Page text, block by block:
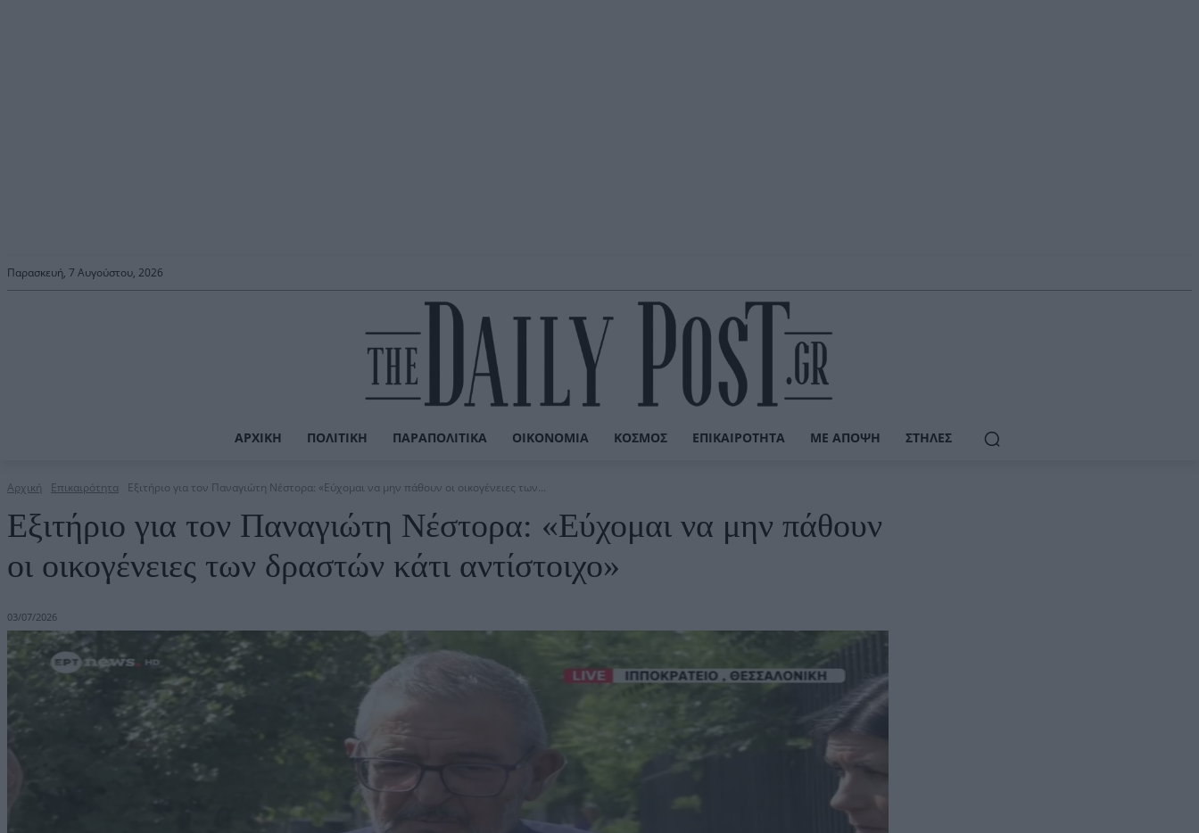
Παρασκευή, 7 Αυγούστου, 2026
ΑΡΧΙΚΉ ΠΟΛΙΤΙΚΉ ΠΑΡΑΠΟΛΙΤΙΚΆ ΟΙΚΟΝΟΜΊΑ ΚΌΣΜΟΣ ΕΠΙΚΑΙΡΌΤΗΤΑ ΜΕ ΆΠΟΨΗ ΣΤΉΛΕΣ
Αρχική Επικαιρότητα Εξιτήριο για τον Παναγιώτη Νέστορα: «Εύχομαι να μην πάθουν οι οικογένειες των...
Εξιτήριο για τον Παναγιώτη Νέστορα: «Εύχομαι να μην πάθουν
οι οικογένειες των δραστών κάτι αντίστοιχο»
03/07/2026